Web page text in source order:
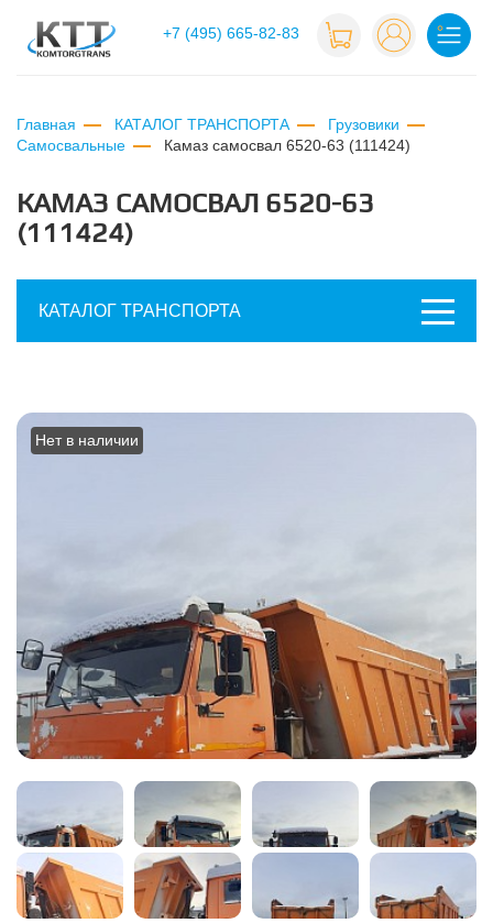
+7 (495) 665-82-83
Главная КАТАЛОГ ТРАНСПОРТА
Грузовики
Самосвальные
камаз самосвал 6520-63 (111424)
КАМАЗ САМОСВАЛ 6520-63
(111424)
КАТАЛОГ ТРАНСПОРТА
Нет в наличии